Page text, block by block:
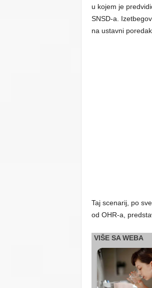
u kojem je
SNSD-a.
na ustavni
Taj scenarij, po
od OHR-a,